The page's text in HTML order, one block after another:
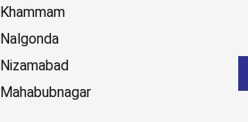
Khammam
Nalgonda
Nizamabad
Mahabubnagar